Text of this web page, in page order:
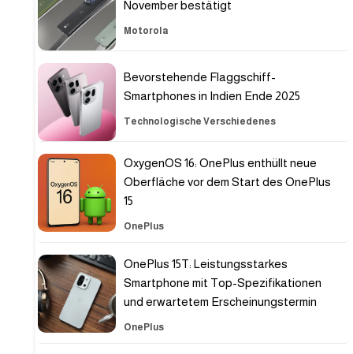
November bestätigt
Motorola
Bevorstehende Flaggschiff-
Smartphones in Indien Ende 2025
Technologische Verschiedenes
OxygenOS 16: OnePlus enthüllt neue
Oberfläche vor dem Start des OnePlus
15
OnePlus
OnePlus 15T: Leistungsstarkes
Smartphone mit Top-Spezifikationen
und erwartetem Erscheinungstermin
OnePlus